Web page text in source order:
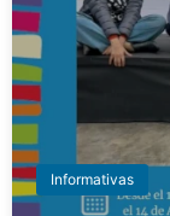
Informativas